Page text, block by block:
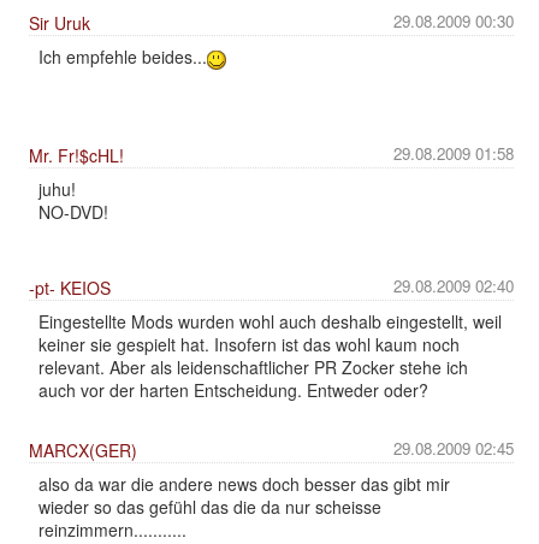
29.08.2009 00:30
Sir Uruk
Ich empfehle beides...
29.08.2009 01:58
Mr. Fr!$cHL!
juhu!
NO-DVD!
29.08.2009 02:40
-pt- KEIOS
Eingestellte Mods wurden wohl auch deshalb eingestellt, weil
keiner sie gespielt hat. Insofern ist das wohl kaum noch
relevant. Aber als leidenschaftlicher PR Zocker stehe ich
auch vor der harten Entscheidung. Entweder oder?
29.08.2009 02:45
MARCX(GER)
also da war die andere news doch besser das gibt mir
wieder so das gefühl das die da nur scheisse
reinzimmern...........